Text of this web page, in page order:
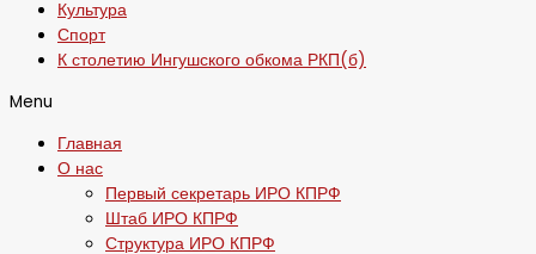
Культура
Спорт
К столетию Ингушского обкома РКП(б)
Menu
Главная
О нас
Первый секретарь ИРО КПРФ
Штаб ИРО КПРФ
Структура ИРО КПРФ